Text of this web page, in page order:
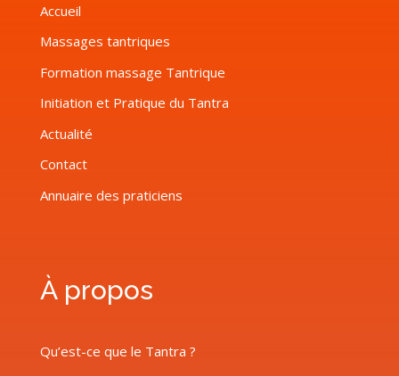
Accueil
Massages tantriques
Formation massage Tantrique
Initiation et Pratique du Tantra
Actualité
Contact
Annuaire des praticiens
À propos
Qu’est-ce que le Tantra ?